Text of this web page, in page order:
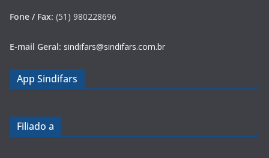
Fone / Fax: (51) 980228696
E-mail Geral: sindifars@sindifars.com.br
App Sindifars
Filiado a